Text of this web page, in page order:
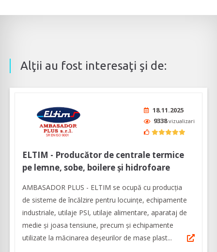
Alţii au fost interesaţi şi de:
18.11.2025
9338vizualizari
ELTIM - Producător de centrale termice
pe lemne, sobe, boilere și hidrofoare
AMBASADOR PLUS - ELTIM se ocupă cu producția
de sisteme de încălzire pentru locuințe, echipamente
industriale, utilaje PSI, utilaje alimentare, aparataj de
medie şi joasa tensiune, precum şi echipamente
utilizate la măcinarea deşeurilor de mase plast...